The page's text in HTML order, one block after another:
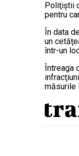
Poliţiştii
pentru
În data
un
într-un
Întreaga
măsurile